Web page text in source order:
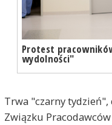
Protest
wydolności"
Trwa "czarny
Związku